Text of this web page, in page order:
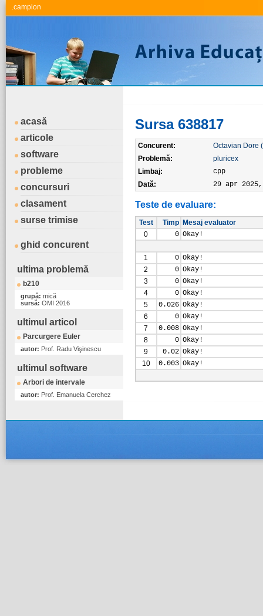
.campion
acasă
articole
software
probleme
concursuri
clasament
surse trimise
ghid concurent
ultima problemă
b210
grupă: mică
sursă: OMI 2016
ultimul articol
Parcurgere Euler
autor: Prof. Radu Vişinescu
ultimul software
Arbori de intervale
autor: Prof. Emanuela Cerchez
Sursa 638817
Concurent:
Octavian Dore
Problemă:
pluricex
Limbaj:
cpp
Dată:
29 apr
Teste de evaluare:
Test Timp Mesaj evaluator
0
0 Okay!
1 0 Okay!
2
0 Okay!
3
0 Okay!
4
0 Okay!
5
0.026 Okay!
6
0 Okay!
7
0.008 Okay!
8
0 Okay!
9
0.02 Okay!
10
0.003 Okay!